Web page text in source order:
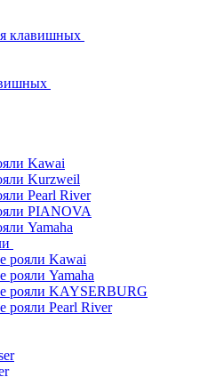
клавишных
Kawai
Kurzweil
Pearl River
PIANOVA
Yamaha
рояли Kawai
рояли Yamaha
рояли KAYSERBURG
рояли Pearl River